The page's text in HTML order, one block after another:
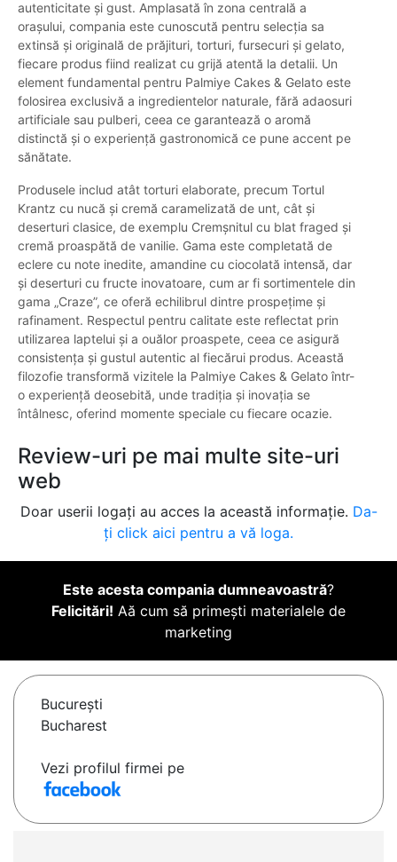
autenticitate și gust. Amplasată în zona centrală a
orașului, compania este cunoscută pentru selecția sa
extinsă și originală de prăjituri, torturi, fursecuri și gelato,
fiecare produs fiind realizat cu grijă atentă la detalii. Un
element fundamental pentru Palmiye Cakes & Gelato este
folosirea exclusivă a ingredientelor naturale, fără adaosuri
artificiale sau pulberi, ceea ce garantează o aromă
distinctă și o experiență gastronomică ce pune accent pe
sănătate.
Produsele includ atât torturi elaborate, precum Tortul
Krantz cu nucă și cremă caramelizată de unt, cât și
deserturi clasice, de exemplu Cremșnitul cu blat fraged și
cremă proaspătă de vanilie. Gama este completată de
eclere cu note inedite, amandine cu ciocolată intensă, dar
și deserturi cu fructe inovatoare, cum ar fi sortimentele din
gama „Craze”, ce oferă echilibrul dintre prospețime și
rafinament. Respectul pentru calitate este reflectat prin
utilizarea laptelui și a ouălor proaspete, ceea ce asigură
consistența și gustul autentic al fiecărui produs. Această
filozofie transformă vizitele la Palmiye Cakes & Gelato într-
o experiență deosebită, unde tradiția și inovația se
întâlnesc, oferind momente speciale cu fiecare ocazie.
Review-uri pe mai multe site-uri
web
Doar userii logați au acces la această informație. Da-
ți click aici pentru a vă loga.
Este acesta compania dumneavoastră?
Felicitări! Aă cum să primești materialele de
marketing
Bucureşti
Bucharest
Vezi profilul firmei pe